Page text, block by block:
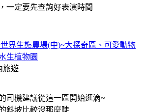
一定要先查詢好表演時間
世界生態農場(中)~大探奇區、可愛動物
生植物園
旅遊
司機建議從這一區開始逛滴~
斜坡比較沒那麼陡